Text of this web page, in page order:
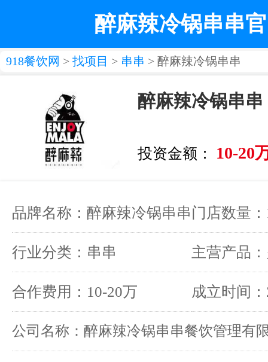
醉麻辣冷锅串串
918餐饮网 > 找项目 > 串串 > 醉麻辣冷锅串串
醉麻辣冷锅串串
投资金额： 10-20
品牌名称：醉麻辣冷锅串串门店数量
行业分类：串串 主营产品
合作费用：10-20万 成立时间
公司名称：醉麻辣冷锅串串餐饮管理有